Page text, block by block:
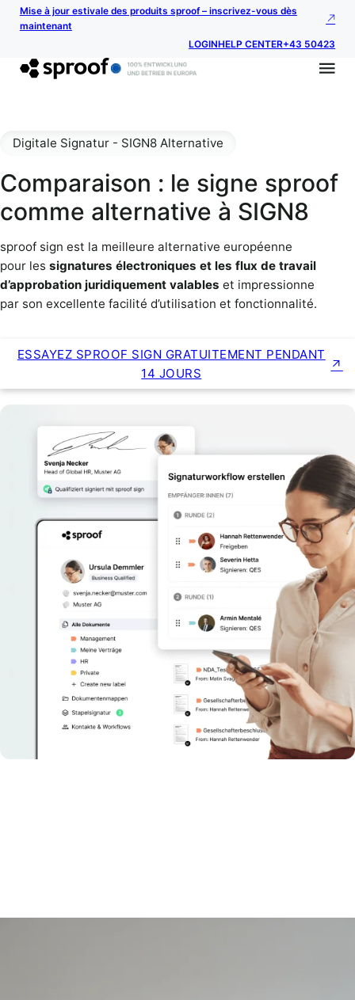
Mise à jour estivale des produits sproof – inscrivez-vous dès
maintenant
LOGINHELP CENTER+43 50423
Comparaison : le signe sproof
comme alternative à SIGN8
Digitale Signatur - SIGN8 Alternative
sproof sign est la meilleure alternative européenne
pour les signatures électroniques et les flux de travail
d’approbation juridiquement valables et impressionne
par son excellente facilité d’utilisation et fonctionnalité.
ESSAYEZ SPROOF SIGN GRATUITEMENT PENDANT
14 JOURS